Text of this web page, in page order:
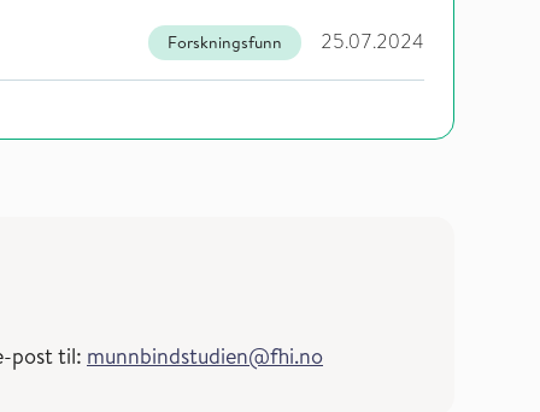
25.07.2024
Forskningsfunn
post til: munnbindstudien@fhi.no